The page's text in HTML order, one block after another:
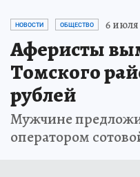
НОВОСТИ ОБЩЕСТВО 6 июля
Аферисты
Томского
рублей
Мужчине
оператором